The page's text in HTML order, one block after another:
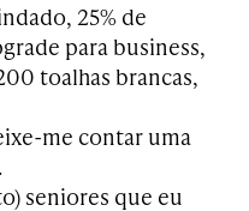
25% de
para business,
toalhas brancas,
me contar uma
seniores que eu